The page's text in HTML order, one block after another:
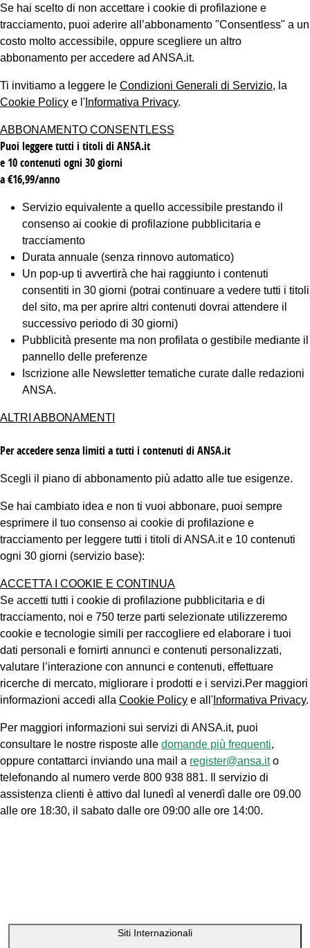
Se hai scelto di non accettare i cookie di profilazione e
tracciamento, puoi aderire all’abbonamento "Consentless" a un
costo molto accessibile, oppure scegliere un altro
abbonamento per accedere ad ANSA.it.
Ti invitiamo a leggere le Condizioni Generali di Servizio, la
Cookie Policy e l' Informativa Privacy.
ABBONAMENTO CONSENTLESS
Puoi leggere tutti i titoli di ANSA.it
e 10 contenuti ogni 30 giorni
a €16,99/anno
Servizio equivalente a quello accessibile prestando il
consenso ai cookie di profilazione pubblicitaria e
tracciamento
Durata annuale (senza rinnovo automatico)
Un pop-up ti avvertirà che hai raggiunto i contenuti
consentiti in 30 giorni (potrai continuare a vedere tutti i titoli
del sito, ma per aprire altri contenuti dovrai attendere il
successivo periodo di 30 giorni)
Pubblicità presente ma non profilata o gestibile mediante il
pannello delle preferenze
Iscrizione alle Newsletter tematiche curate dalle redazioni
ANSA.
ALTRI ABBONAMENTI
Per accedere senza limiti a tutti i contenuti di ANSA.it
Scegli il piano di abbonamento più adatto alle tue esigenze.
Se hai cambiato idea e non ti vuoi abbonare, puoi sempre
esprimere il tuo consenso ai cookie di profilazione e
tracciamento per leggere tutti i titoli di ANSA.it e 10 contenuti
ogni 30 giorni (servizio base):
ACCETTA I COOKIE E CONTINUA
Se accetti tutti i cookie di profilazione pubblicitaria e di
tracciamento, noi e 750 terze parti selezionate utilizzeremo
cookie e tecnologie simili per raccogliere ed elaborare i tuoi
dati personali e fornirti annunci e contenuti personalizzati,
valutare l’interazione con annunci e contenuti, effettuare
ricerche di mercato, migliorare i prodotti e i servizi.Per maggiori
informazioni accedi alla Cookie Policy e all' Informativa Privacy.
Per maggiori informazioni sui servizi di ANSA.it, puoi
consultare le nostre risposte alle domande più frequenti,
oppure contattarci inviando una mail a register@ansa.ito
telefonando al numero verde 800 938 881. Il servizio di
assistenza clienti è attivo dal lunedì al venerdì dalle ore 09.00
alle ore 18:30, il sabato dalle ore 09:00 alle ore 14:00.
Siti Internazionali